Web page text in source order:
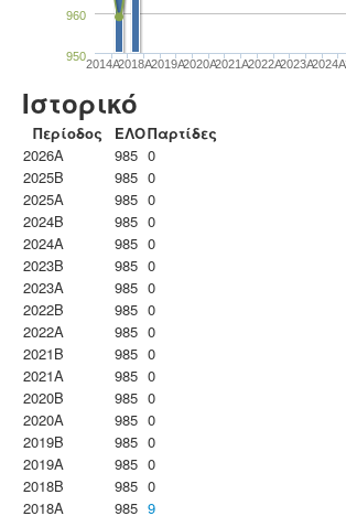
2014A2018A2019A2020A2021A2022A2023Α
950
960
Ιστορικό
Περίοδος ΕΛΟΠαρτίδες
2026A
985 0
2025B
985 0
2025A
985 0
2024B
985 0
2024A
985 0
2023B
985 0
2023Α
985 0
2022B
985 0
2022A
985 0
2021B
985 0
2021A
985 0
2020B
985 0
2020A
985 0
2019B
985 0
2019A
985 0
2018B
985 0
2018A
985 9